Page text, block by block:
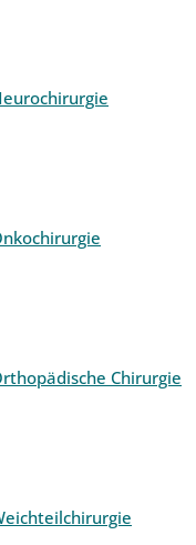
Chirurgie